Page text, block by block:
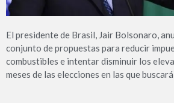
El presidente de Brasil, Jair Bolsonaro,
conjunto de propuestas para reducir
combustibles e intentar disminuir los
meses de las elecciones en las que